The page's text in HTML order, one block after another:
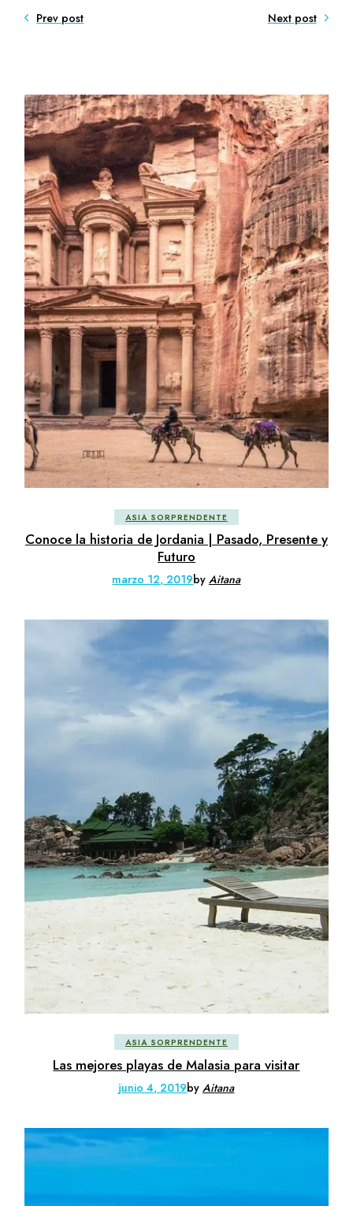
Prev post Next post
ASIA SORPRENDENTE
Conoce la historia de Jordania | Pasado, Presente y
Futuro
marzo 12, 2019byAitana
ASIA SORPRENDENTE
Las mejores playas de Malasia para visitar
junio 4, 2019byAitana